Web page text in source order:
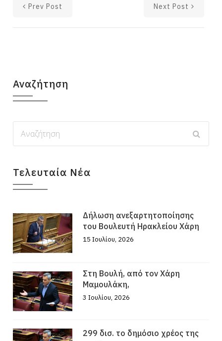
Prev Post Next Post
Αναζήτηση
Τελευταία Νέα
Δήλωση ανεξαρτητοποίησης
του Βουλευτή Ηρακλείου Χάρη
15 Ιουλίου, 2026
Στη Βουλή, από τον Χάρη
Μαμουλάκη,
3 Ιουλίου, 2026
299 δισ. το δημόσιο χρέος της